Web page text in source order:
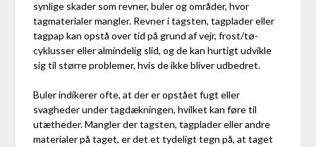
synlige skader som revner, buler og områder, hvor
tagmaterialer mangler. Revner i tagsten, tagplader eller
tagpap kan opstå over tid på grund af vejr, frost/tø-
cyklusser eller almindelig slid, og de kan hurtigt udvikle
sig til større problemer, hvis de ikke bliver udbedret.
Buler indikerer ofte, at der er opstået fugt eller
svagheder under tagdækningen, hvilket kan føre til
utætheder. Mangler der tagsten, tagplader eller andre
materialer på taget, er det et tydeligt tegn på, at taget